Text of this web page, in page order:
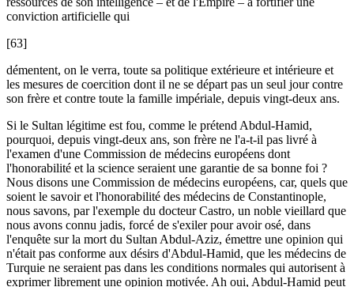
conviction artificielle qui
[63]
démentent, on le verra, toute sa politique extérieure et intérieure et
les mesures de coercition dont il ne se départ pas un seul jour contre
son frère et contre toute la famille impériale, depuis vingt-deux ans.
Si le Sultan légitime est fou, comme le prétend Abdul-Hamid,
pourquoi, depuis vingt-deux ans, son frère ne l'a-t-il pas livré à
l'examen d'une Commission de médecins européens dont
l'honorabilité et la science seraient une garantie de sa bonne foi ?
Nous disons une Commission de médecins européens, car, quels que
soient le savoir et l'honorabilité des médecins de Constantinople,
nous savons, par l'exemple du docteur Castro, un noble vieillard que
nous avons connu jadis, forcé de s'exiler pour avoir osé, dans
l'enquête sur la mort du Sultan Abdul-Aziz, émettre une opinion qui
n'était pas conforme aux désirs d'Abdul-Hamid, que les médecins de
Turquie ne seraient pas dans les conditions normales qui autorisent à
exprimer librement une opinion motivée. Ah oui, Abdul-Hamid peut